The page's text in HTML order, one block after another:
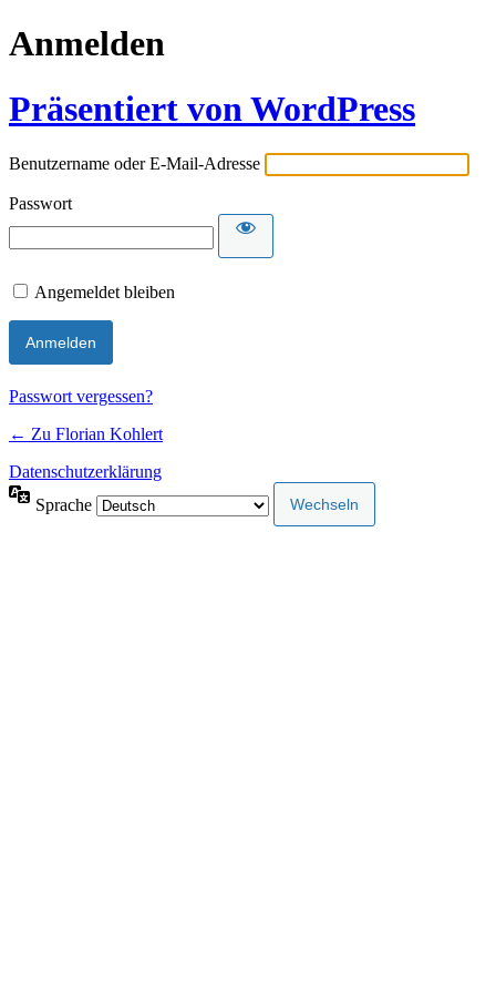
Anmelden
Präsentiert von WordPress
Benutzername oder E-Mail-Adresse
Passwort
Angemeldet bleiben
Passwort vergessen?
← Zu Florian Kohlert
Datenschutzerklärung
Sprache